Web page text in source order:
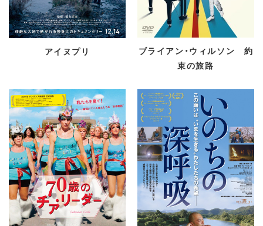
アイヌプリ
ブライアン・ウィルソン 約
束の旅路